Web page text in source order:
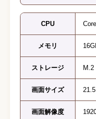
CPU
メモリ
ストレージ M.2
画面サイズ
画面解像度